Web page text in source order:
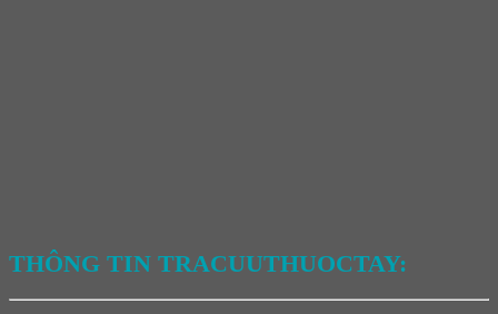
THÔNG TIN TRACUUTHUOCTAY: